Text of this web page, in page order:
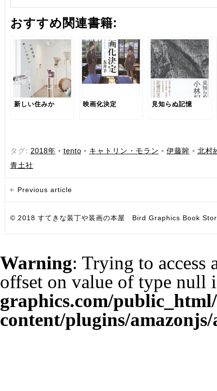
おすすめ関連書籍:
新しい住みか 映画化決定 見知らぬ記憶
タグ: 2018年 • tento • キャトリン・モラン • 伊藤眸 • 北村
青土社
Previous article
© 2018 すてきな装丁や装画の本屋 Bird Graphics Book
Warning: Trying to access
offset on value of type null
graphics.com/
content/plugins/